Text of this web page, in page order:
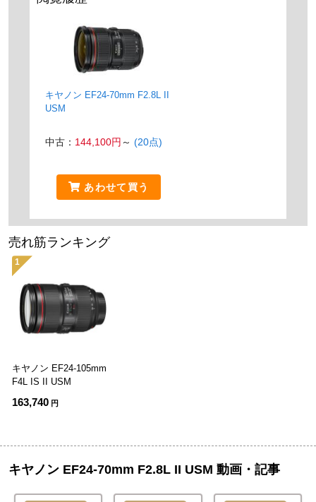
キヤノン EF24-70mm F2.8L II
USM
中古： 144,100円 ～ (20点)
あわせて買う
売れ筋ランキング
1
キヤノン EF24-105mm
F4L IS II USM
163,740 円
キヤノン EF24-70mm F2.8L II USM 動画・記事